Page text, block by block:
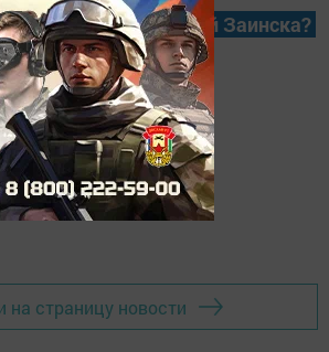
в курсе новостей Заинска?
на страницу новости